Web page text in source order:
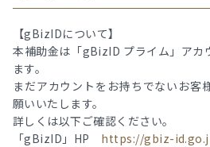
【gBizIDについて】
本補助金は「gBizID プライム」アカ
ます。
まだアカウントをお持ちでないお客
願いいたします。
詳しくは以下ご確認ください。
「gBizID」HP https://gbiz-